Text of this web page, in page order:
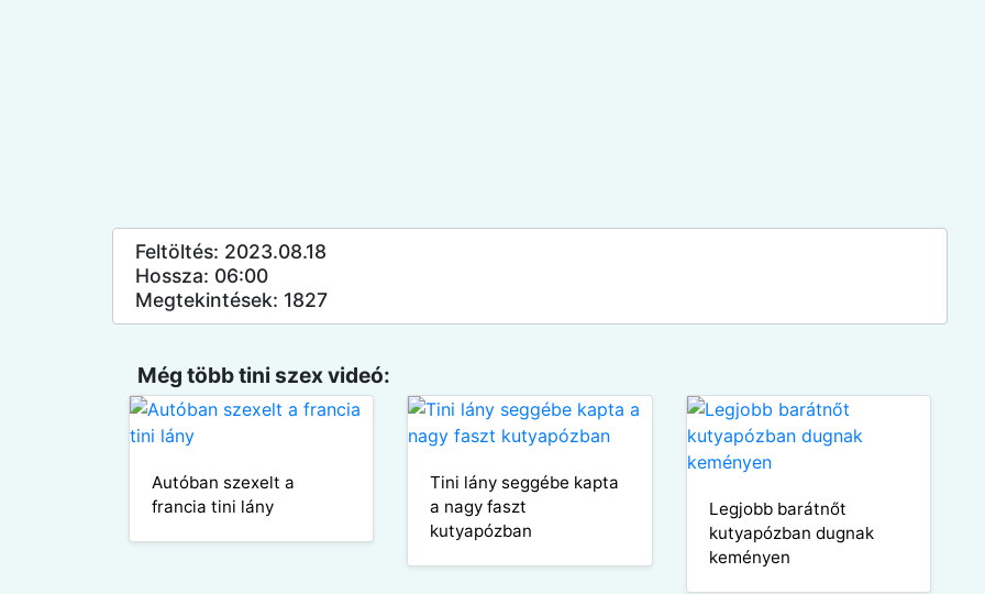
Feltöltés: 2023.08.18
Hossza: 06:00
Megtekintések: 1827
Még több tini szex videó:
Autóban szexelt a
francia tini lány
Tini lány seggébe kapta
a nagy faszt
kutyapózban
Legjobb barátnőt
kutyapózban dugnak
keményen